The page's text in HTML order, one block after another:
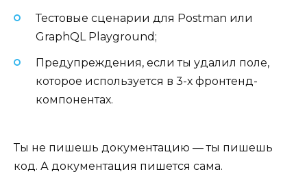
Тестовые сценарии для Postman или
GraphQL Playground;
Предупреждения, если ты удалил поле,
которое используется в 3-х фронтенд-
компонентах.
Ты не пишешь документацию — ты пишешь
код. А документация пишется сама.